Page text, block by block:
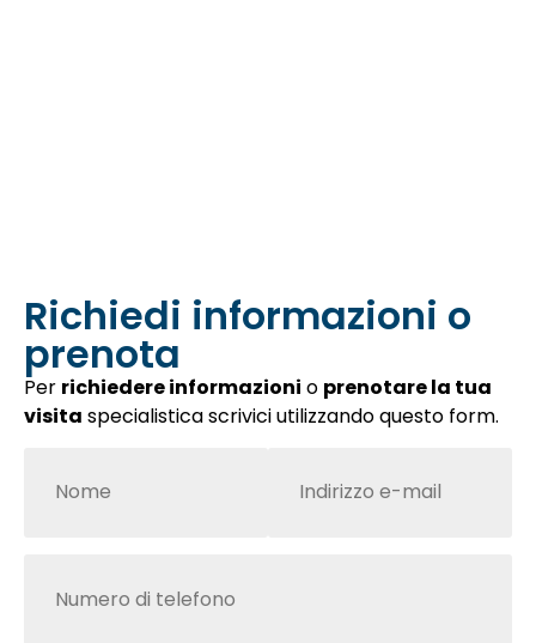
Richiedi informazioni o
prenota
Per richiedere informazioni o prenotare la tua
visita specialistica scrivici utilizzando questo form.